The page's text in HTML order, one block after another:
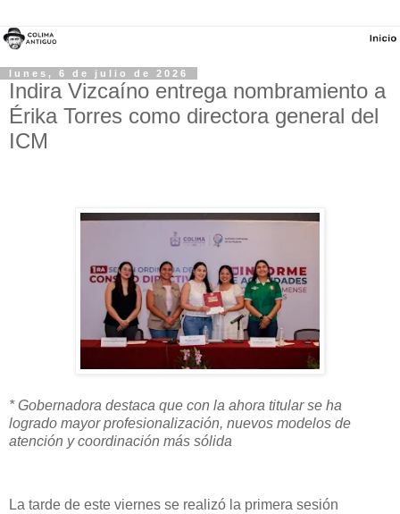
lunes, 6 de julio de 2026
Indira Vizcaíno entrega nombramiento a
Érika Torres como directora general del
ICM
* Gobernadora destaca que con la ahora titular se ha
logrado mayor profesionalización, nuevos modelos de
atención y coordinación más sólida
La tarde de este viernes se realizó la primera sesión